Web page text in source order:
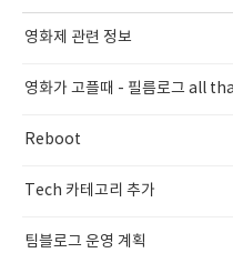
영화제 관련 정보
영화가 고플때 - 필름로그 all
Reboot
Tech 카테고리 추가
팀블로그 운영 계획